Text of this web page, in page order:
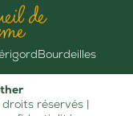
de
Bourdeilles
réservés |